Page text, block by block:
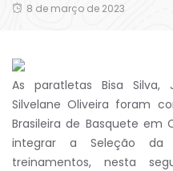
8 de março de 2023
As paratletas Bisa Silva,
Silvelane Oliveira foram
Brasileira de Basquete em
integrar a Seleção
treinamentos, nesta